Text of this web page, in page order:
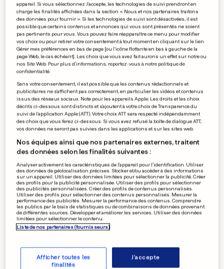
LIGUE 2
Christian Bekamenga en
sauveur à Metz?
0 0
BASKET AU LUXEMBOURG
Le Sparta veut mettre fin
au suspense
0
GILLES MULLER
«J'ai remis John Millman dans
le match»
0 0
PUBLICITÉ
appareil. Si vous sélectionnez J'accepte, les technologies de suivi prendront en
charge les finalités affichées dans la section « Nous et nos partenaires traitons
des données pour fournir ». Si les technologies de suivi sont désactivées, il est
possible que certains contenus et annonces qui vous sont présentés ne soient
pas pertinents pour vous. Vous pouvez faire réapparaître ce menu pour modifier
vos choix ou pour retirer votre consentement à tout moment en cliquant sur le lien
Gérer mes préférences en bas de page [ou l'icône flottante en bas à gauche de la
page Web, le cas échéant]. Les choix que vous avez fait aurons un effet sur notre ou
nos Site Web. Pour plus d’informations, reportez-vous à notre politique de
confidentialité.
Sans votre consentement, il est possible que les contenus rédactionnels et
publicitaires ne s'affichent pas correctement, en particulier les vidéos et contenus
issus des réseaux sociaux. Note pour les appareils Apple: Les droits et les choix
décrits ci-dessous sont distincts et s'ajoutent à votre choix de Transparence du
suivi de l'application Apple (ATT). Votre choix ATT sera respecté indépendamment
des choix que vous ferez ci-dessous. Si vous avez refusé la boîte de dialogue ATT,
vos données ne seront pas suivies dans les applications et sur les sites web.
Nos équipes ainsi que nos partenaires externes, traitent
des données selon les finalités suivantes :
Analyser activement les caractéristiques de l’appareil pour l’identification. Utiliser
des données de géolocalisation précises. Stocker et/ou accéder à des informations
sur un appareil. Utiliser des données limitées pour sélectionner la publicité. Créer
des profils pour la publicité personnalisée. Utiliser des profils pour sélectionner
des publicités personnalisées. Créer des profils de contenus personnalisés.
Utiliser des profils pour sélectionner des contenus personnalisés. Mesurer la
performance des publicités. Mesurer la performance des contenus. Comprendre
les publics par le biais de statistiques ou de combinaisons de données provenant
de différentes sources. Développer et améliorer les services. Utiliser des données
limitées pour sélectionner le contenu.
Liste de nos partenaires (fournisseurs)
Afficher toutes les
finalités
J'accepte